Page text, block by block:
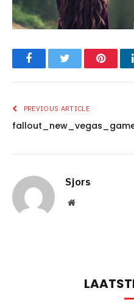
FacebookTwitter
PREVIOUS ARTICLE
Sjors
Website